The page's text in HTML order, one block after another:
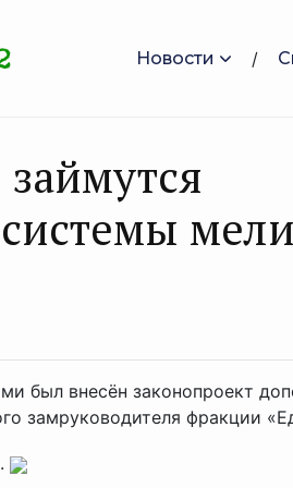
Новости
был внесён законопроект
замруководителя фракции